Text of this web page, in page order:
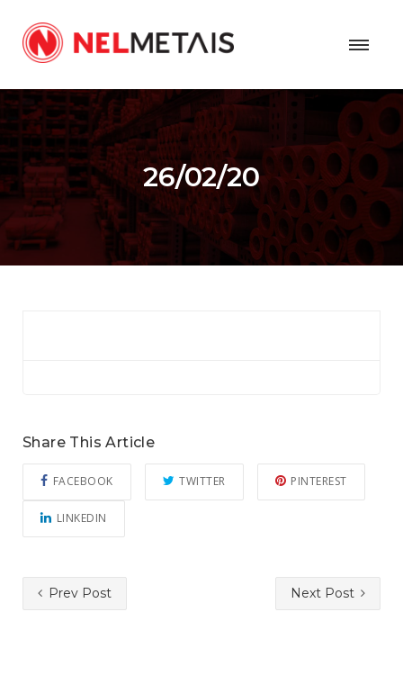
26/02/20
Share This Article
FACEBOOK TWITTER PINTEREST
LINKEDIN
Prev Post Next Post